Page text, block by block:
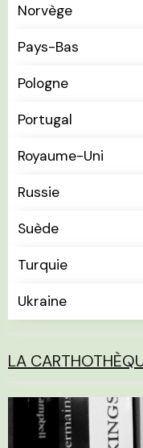
Norvège
Pays-Bas
Pologne
Portugal
Royaume-Uni
Russie
Suède
Turquie
Ukraine
LA